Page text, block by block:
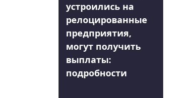
устроились на
релоцированные
предприятия,
могут получить
выплаты:
подробности